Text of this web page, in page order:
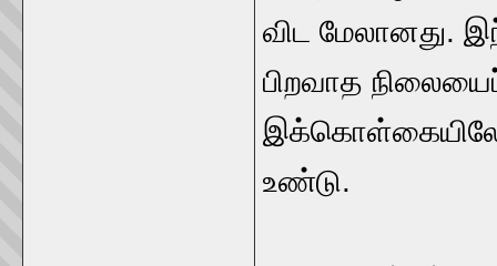
விட மேலானது.
பிறவாத
இக்கொள்கையிலே
உண்டு.